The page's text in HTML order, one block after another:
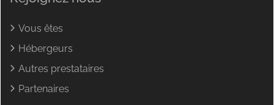
Vous êtes
Hébergeurs
Autres prestataires
Partenaires